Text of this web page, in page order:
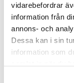
vidarebefordrar
information från
annons- och
Dessa kan i sin
information som
14 330,00KR
Antal